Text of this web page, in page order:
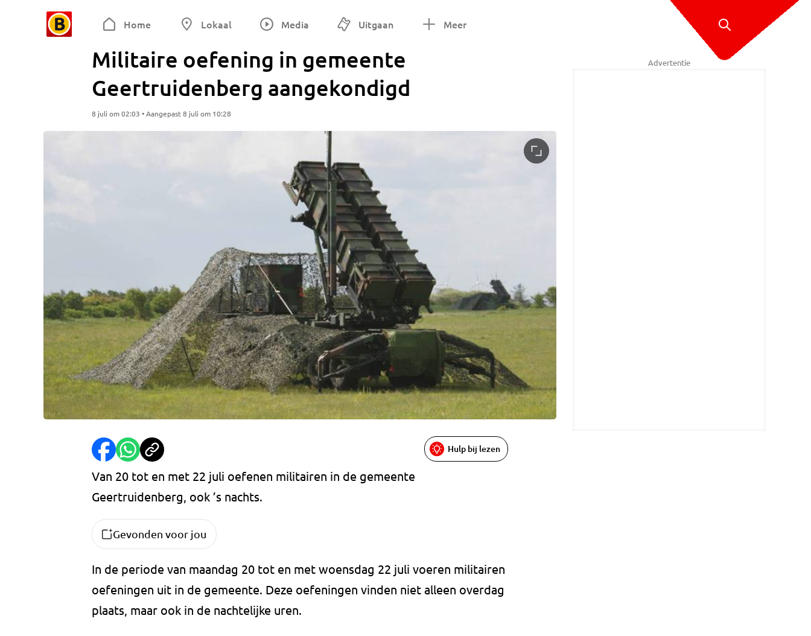
Home Lokaal Media Uitgaan Meer
Militaire oefening in gemeente
Geertruidenberg aangekondigd
8 juli om 02:03 • Aangepast 8 juli om 10:28
Hulp bij lezen
Van 20 tot en met 22 juli oefenen militairen in de gemeente
Geertruidenberg, ook ’s nachts.
Gevonden voor jou
In de periode van maandag 20 tot en met woensdag 22 juli voeren militairen
oefeningen uit in de gemeente. Deze oefeningen vinden niet alleen overdag
plaats, maar ook in de nachtelijke uren.
Advertentie